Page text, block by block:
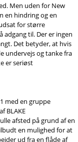
Men uden for New
en hindring og en
for større
adgang til. Der er ingen
Det betyder, at hvis
undervejs og tanke fra
er seriøst
med en gruppe
BLAKE
afsted på grund af en
en mulighed for at
ud fra en flåde af